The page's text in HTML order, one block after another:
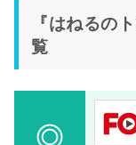
『はねるの
覧